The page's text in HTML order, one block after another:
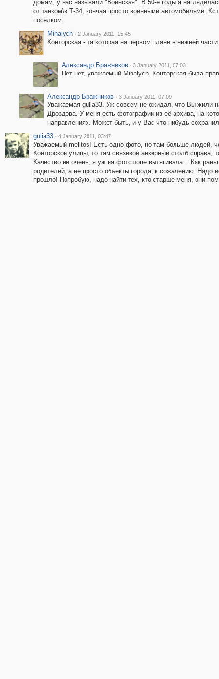
домам, у нас называли "Воинская". В 50-е годы я
от танком\в Т-34, кончая просто военными автомобилями.
посёлком.
Mihalych · 2 January 2011, 15:45
Конторская - та которая на первом плане в нижней
Александр Бражников · 3 January 2011, 07:03
Нет-нет, уважаемый Mihalych. Конторская была
Александр Бражников · 3 January 2011, 07:09
Уважаемая gulia33. Уж совсем не ожидал, что Вы жили
Дроздова. У меня есть фотографии из её архива, на
направлениях. Может быть, и у Вас что-нибудь
gulia33 · 4 January 2011, 03:47
Уважаемый melitos! Есть одно фото, но там больше людей,
Конторской улицы, то там связевой анкерный столб справа,
Качество не очень, я уж на фотошопе вытягивала... Как
родителей, а не просто объекты города, к сожалению. Надо
прошло! Попробую, надо найти тех, кто старше меня, они